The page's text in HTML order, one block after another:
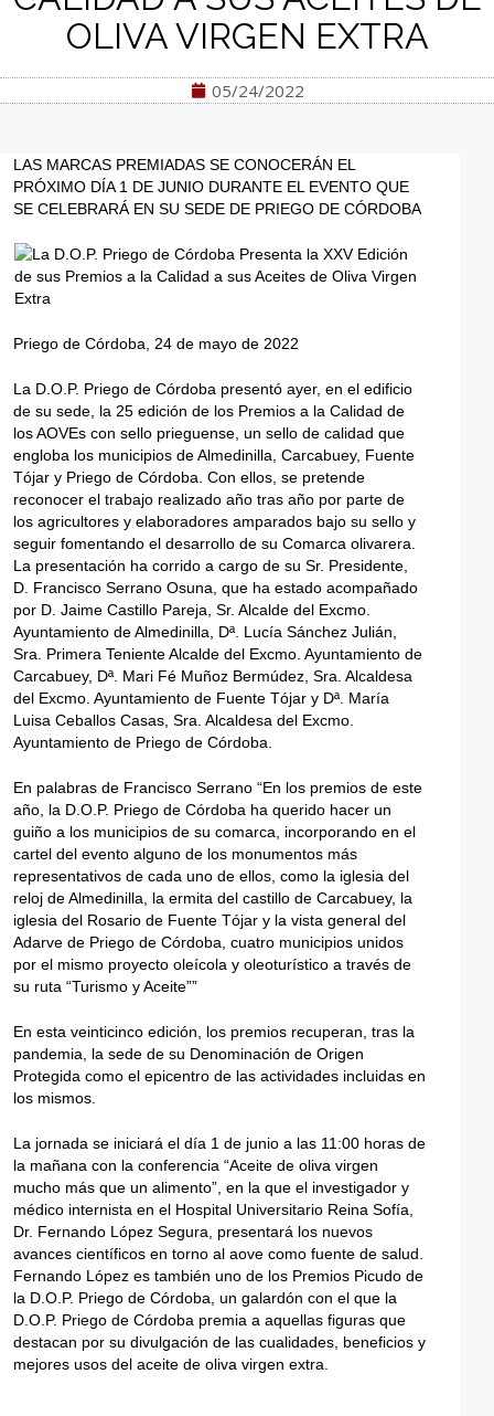
OLIVA VIRGEN EXTRA
05/24/2022
LAS MARCAS PREMIADAS SE CONOCERÁN EL
PRÓXIMO DÍA 1 DE JUNIO DURANTE EL EVENTO QUE
SE CELEBRARÁ EN SU SEDE DE PRIEGO DE CÓRDOBA
Priego de Córdoba, 24 de mayo de 2022
La D.O.P. Priego de Córdoba presentó ayer, en el edificio
de su sede, la 25 edición de los Premios a la Calidad de
los AOVEs con sello prieguense, un sello de calidad que
engloba los municipios de Almedinilla, Carcabuey, Fuente
Tójar y Priego de Córdoba. Con ellos, se pretende
reconocer el trabajo realizado año tras año por parte de
los agricultores y elaboradores amparados bajo su sello y
seguir fomentando el desarrollo de su Comarca olivarera.
La presentación ha corrido a cargo de su Sr. Presidente,
D. Francisco Serrano Osuna, que ha estado acompañado
por D. Jaime Castillo Pareja, Sr. Alcalde del Excmo.
Ayuntamiento de Almedinilla, Dª. Lucía Sánchez Julián,
Sra. Primera Teniente Alcalde del Excmo. Ayuntamiento de
Carcabuey, Dª. Mari Fé Muñoz Bermúdez, Sra. Alcaldesa
del Excmo. Ayuntamiento de Fuente Tójar y Dª. María
Luisa Ceballos Casas, Sra. Alcaldesa del Excmo.
Ayuntamiento de Priego de Córdoba.
En palabras de Francisco Serrano “En los premios de este
año, la D.O.P. Priego de Córdoba ha querido hacer un
guiño a los municipios de su comarca, incorporando en el
cartel del evento alguno de los monumentos más
representativos de cada uno de ellos, como la iglesia del
reloj de Almedinilla, la ermita del castillo de Carcabuey, la
iglesia del Rosario de Fuente Tójar y la vista general del
Adarve de Priego de Córdoba, cuatro municipios unidos
por el mismo proyecto oleícola y oleoturístico a través de
su ruta “Turismo y Aceite””
En esta veinticinco edición, los premios recuperan, tras la
pandemia, la sede de su Denominación de Origen
Protegida como el epicentro de las actividades incluidas en
los mismos.
La jornada se iniciará el día 1 de junio a las 11:00 horas de
la mañana con la conferencia “Aceite de oliva virgen
mucho más que un alimento”, en la que el investigador y
médico internista en el Hospital Universitario Reina Sofía,
Dr. Fernando López Segura, presentará los nuevos
avances científicos en torno al aove como fuente de salud.
Fernando López es también uno de los Premios Picudo de
la D.O.P. Priego de Córdoba, un galardón con el que la
D.O.P. Priego de Córdoba premia a aquellas figuras que
destacan por su divulgación de las cualidades, beneficios y
mejores usos del aceite de oliva virgen extra.